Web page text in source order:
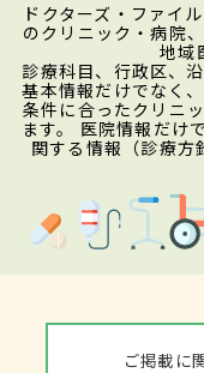
ドクターズ・ファイ
のクリニック・病院
地域
診療科目、行政区、
基本情報だけでなく
条件に合ったクリニ
ます。 医院情報だけ
関する情報（診療方
ご掲載に